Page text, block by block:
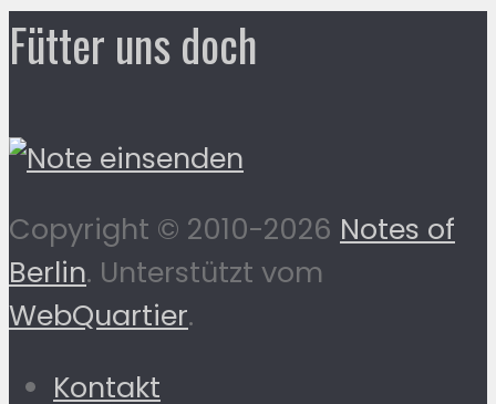
Fütter uns doch
Copyright © 2010-2026 Notes of
Berlin. Unterstützt vom
WebQuartier.
Kontakt